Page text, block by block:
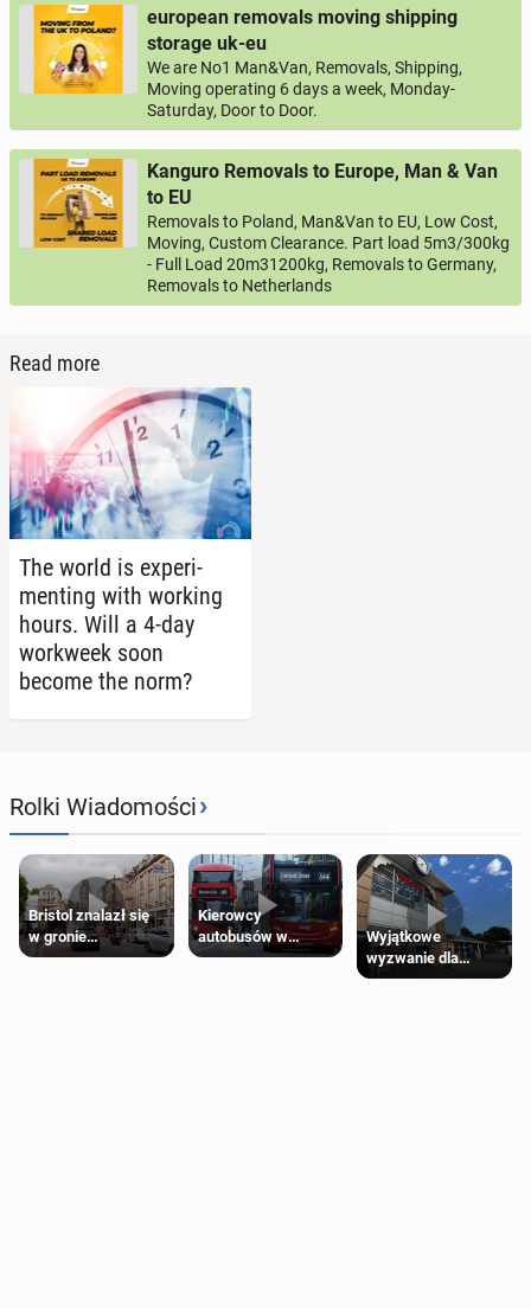
european removals moving shipping
storage uk-eu
We are No1 Man&Van, Removals, Shipping,
Moving operating 6 days a week, Monday-
Saturday, Door to Door.
Kanguro Removals to Europe, Man & Van
to EU
Removals to Poland, Man&Van to EU, Low Cost,
Moving, Custom Clearance. Part load 5m3/300kg
- Full Load 20m31200kg, Removals to Germany,
Removals to Netherlands
Read more
The world is ex­per­i­
ment­ing with working
hours. Will a 4-day
work­week soon
become the norm?
Rolki Wiadomości›
Bristol znalazł się
w gronie
najlepszych
Kierowcy
autobusów w
Londynie
Wyjątkowe
wyzwanie dla
posiadaczy kart